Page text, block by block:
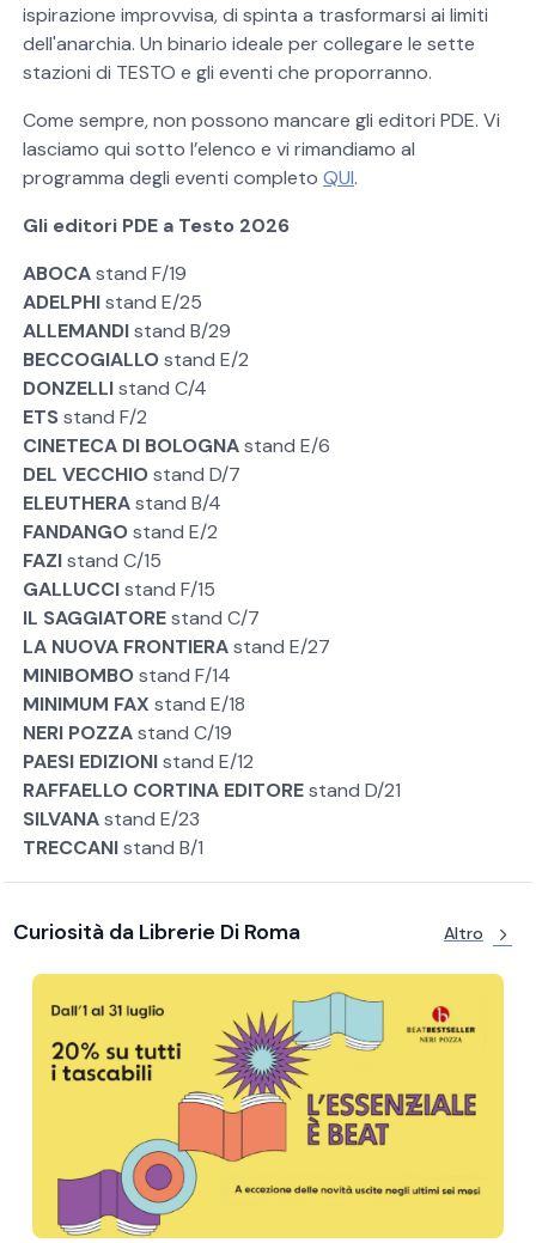
ispirazione improvvisa, di spinta a trasformarsi ai limiti
dell'anarchia. Un binario ideale per collegare le sette
stazioni di TESTO e gli eventi che proporranno.
Come sempre, non possono mancare gli editori PDE. Vi
lasciamo qui sotto l’elenco e vi rimandiamo al
programma degli eventi completo QUI.
Gli editori PDE a Testo 2026
ABOCAstand F/19
ADELPHIstand E/25
ALLEMANDIstand B/29
BECCOGIALLOstand E/2
DONZELLIstand C/4
ETSstand F/2
CINETECA DI BOLOGNAstand E/6
DEL VECCHIOstand D/7
ELEUTHERAstand B/4
FANDANGOstand E/2
FAZIstand C/15
GALLUCCIstand F/15
IL SAGGIATOREstand C/7
LA NUOVA FRONTIERAstand E/27
MINIBOMBOstand F/14
MINIMUM FAX stand E/18
NERI POZZAstand C/19
PAESI EDIZIONIstand E/12
RAFFAELLO CORTINA EDITOREstand D/21
SILVANAstand E/23
TRECCANIstand B/1
Curiosità da Librerie Di Roma Altro